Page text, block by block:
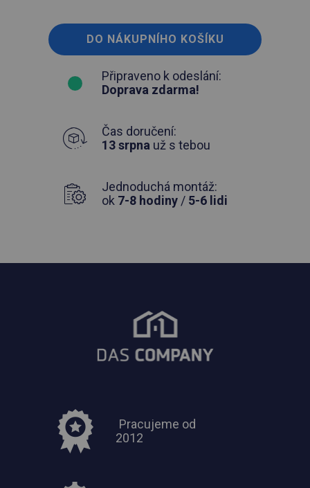
DO NÁKUPNÍHO KOŠÍKU
Připraveno k odeslání:
Doprava zdarma!
Čas doručení:
13 srpna už s tebou
Jednoduchá montáž:
ok 7-8 hodiny / 5-6 lidi
Pracujeme od
2012